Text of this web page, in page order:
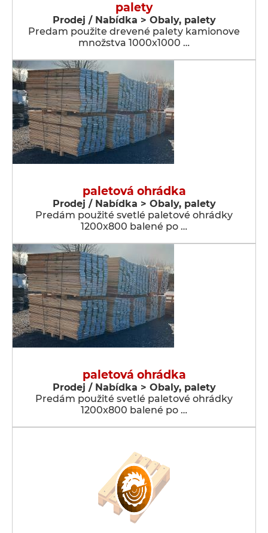
palety
Prodej / Nabídka > Obaly, palety
Predam použite drevené palety kamionove
množstva 1000x1000 …
paletová ohrádka
Prodej / Nabídka > Obaly, palety
Predám použité svetlé paletové ohrádky
1200x800 balené po …
paletová ohrádka
Prodej / Nabídka > Obaly, palety
Predám použité svetlé paletové ohrádky
1200x800 balené po …